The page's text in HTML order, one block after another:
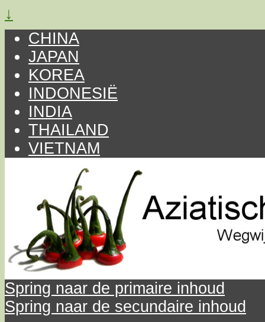
↓
CHINA
JAPAN
KOREA
INDONESIË
INDIA
THAILAND
VIETNAM
Spring naar de primaire inhoud
Spring naar de secundaire inhoud